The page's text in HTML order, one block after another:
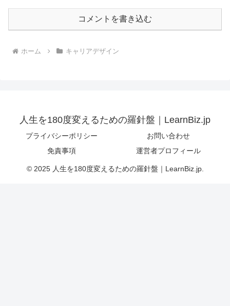
コメントを書き込む
ホーム キャリアデザイン
人生を180度変えるための羅針盤｜LearnBiz.jp
プライバシーポリシー
お問い合わせ
免責事項
運営者プロフィール
© 2025 人生を180度変えるための羅針盤｜LearnBiz.jp.